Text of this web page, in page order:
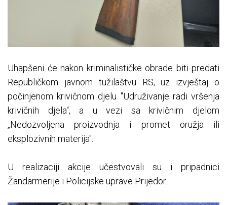
Uhapšeni će nakon kriminalističke obrade biti predati
Republičkom javnom tužilaštvu RS, uz izvještaj o
počinjenom krivičnom djelu "Udruživanje radi vršenja
krivičnih djela“, a u vezi sa krivičnim djelom
„Nedozvoljena proizvodnja i promet oružja ili
eksplozivnih materija".
U realizaciji akcije učestvovali su i pripadnici
Žandarmerije i Policijske uprave Prijedor.